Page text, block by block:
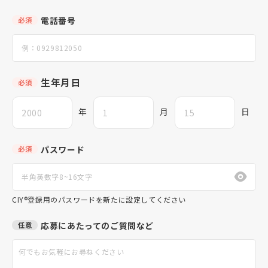
必須 電話番号
必須 生年月日
年 月 日
必須 パスワード
CIY®登録用のパスワードを新たに設定してください
任意 応募にあたってのご質問など